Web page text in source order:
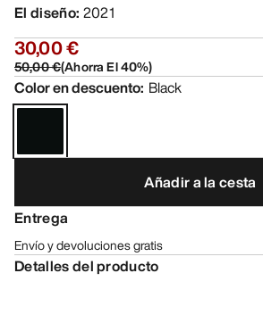
El diseño: 2021
30,00 €
50,00 €(Ahorra El40%)
Color en descuento: Black
Añadir a la cesta
Entrega
Envío y devoluciones gratis
Detalles del producto